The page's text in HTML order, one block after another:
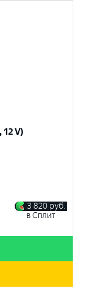
12 V)
3 820 руб.
в Сплит